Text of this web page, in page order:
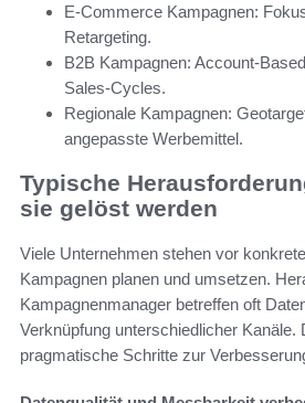
E‑Commerce Kampagnen:
Retargeting.
B2B Kampagnen: Account-
Sales-Cycles.
Regionale Kampagnen:
angepasste Werbemittel.
Typische
sie gelöst werden
Viele Unternehmen stehen vor
Kampagnen planen und umsetzen.
Kampagnenmanager betreffen oft
Verknüpfung unterschiedlicher Kanäle.
pragmatische Schritte zur